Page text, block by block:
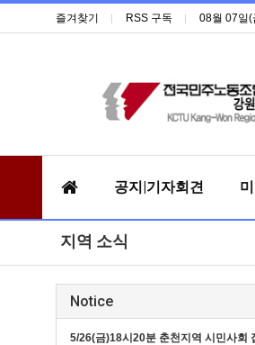
즐겨찾기 RSS 구독 08월 07일(
공지|기자회견
지역 소식
Notice
5/26(금)18시20분 춘천지역 시민사회